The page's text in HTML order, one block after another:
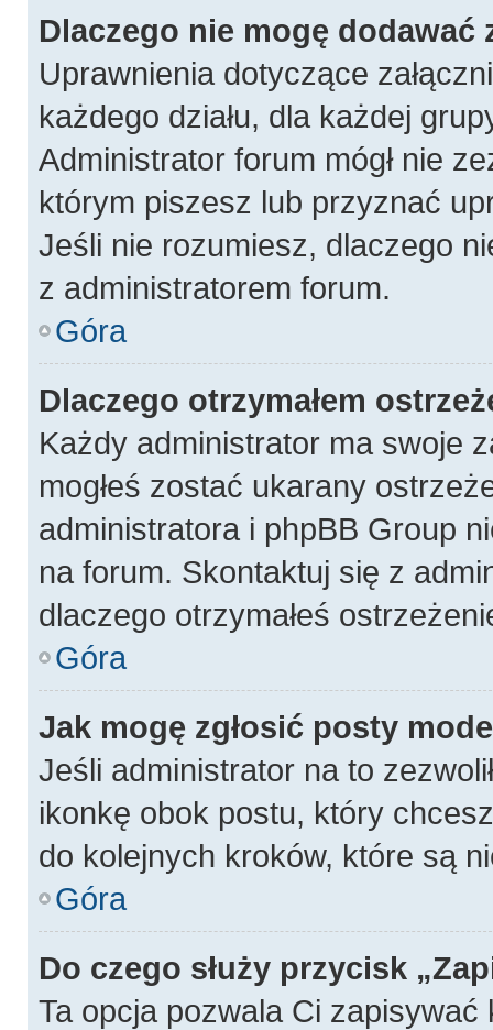
Dlaczego nie mogę dodawać
Uprawnienia dotyczące
każdego działu, dla każdej
Administrator forum mógł nie
którym piszesz lub przyznać
Jeśli nie rozumiesz, dlaczego
z administratorem forum.
Góra
Dlaczego otrzymałem
Każdy administrator ma swoje
mogłeś zostać ukarany
administratora i phpBB Group
na forum. Skontaktuj się z
dlaczego otrzymałeś
Góra
Jak mogę zgłosić posty
Jeśli administrator na to
ikonkę obok postu, który
do kolejnych kroków, które są
Góra
Do czego służy przycisk
Ta opcja pozwala Ci